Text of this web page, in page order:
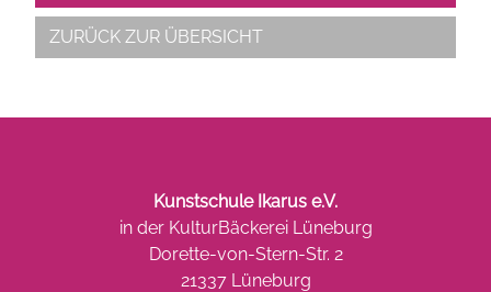
ZURÜCK ZUR ÜBERSICHT
Kunstschule Ikarus e.V.
in der KulturBäckerei Lüneburg
Dorette-von-Stern-Str. 2
21337 Lüneburg